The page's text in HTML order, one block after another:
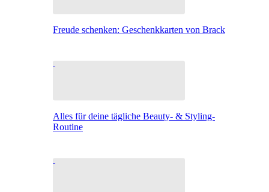
Freude schenken: Geschenkkarten von Brack
Alles für deine tägliche Beauty- & Styling-
Routine